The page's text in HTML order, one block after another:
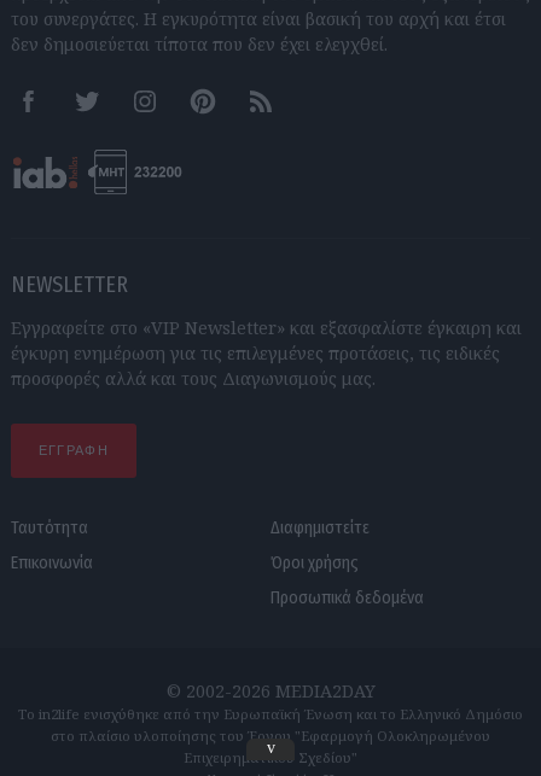
του συνεργάτες. Η εγκυρότητα είναι βασική του αρχή και έτσι
δεν δημοσιεύεται τίποτα που δεν έχει ελεγχθεί.
FacebookTwitter InstagramPinterestRSS feeds
NEWSLETTER
Εγγραφείτε στο «VIP Newsletter» και εξασφαλίστε έγκαιρη και
έγκυρη ενημέρωση για τις επιλεγμένες προτάσεις, τις ειδικές
προσφορές αλλά και τους Διαγωνισμούς μας.
ΕΓΓΡΑΦΗ
Ταυτότητα
Επικοινωνία
Διαφημιστείτε
Όροι χρήσης
Προσωπικά δεδομένα
© 2002-2026 MEDIA2DAY
Το in2life ενισχύθηκε από την Ευρωπαϊκή Ένωση και το Ελληνικό Δημόσιο
στο πλαίσιο υλοποίησης του Έργου "Εφαρμογή Ολοκληρωμένου
Επιχειρηματικού Σχεδίου"
v